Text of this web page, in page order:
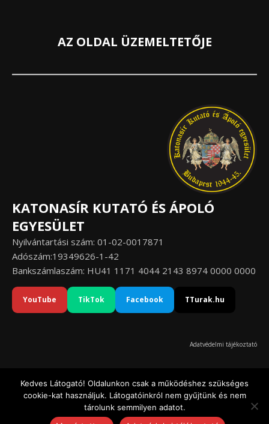
AZ OLDAL ÜZEMELTETŐJE
KATONASÍR KUTATÓ ÉS ÁPOLÓ
EGYESÜLET
Nyilvántartási szám: 01-02-0017871
Adószám:19349626-1-42
Bankszámlaszám: HU41 1171 4044 2143 8974 0000 0000
YouTube TikTok Facebook TTurak.hu
Adatvédelmi tájékoztató
© Katonasír Kutató és Ápoló Egyesület 2020-2026
Kedves Látogató! Oldalunkon csak a működéshez szükséges
cookie-kat használjuk. Látogatóinkról nem gyűjtünk és nem
tárolunk semmilyen adatot.